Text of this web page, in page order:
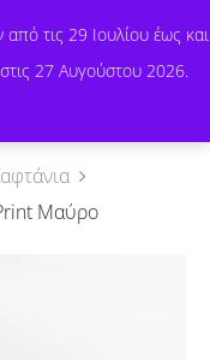
τις 29 Ιουλίου έως και
27 Αυγούστου 2026.
Μαύρο